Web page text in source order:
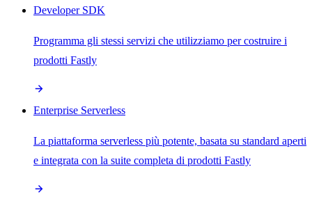
Developer SDK
Programma gli stessi servizi che utilizziamo per costruire i
prodotti Fastly
Enterprise Serverless
La piattaforma serverless più potente, basata su standard aperti
e integrata con la suite completa di prodotti Fastly